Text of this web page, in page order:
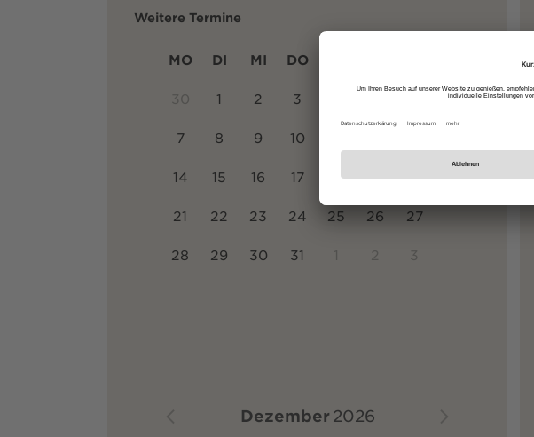
Weitere Termine
Dezember 2026
MO DI MI DO
30 1 2 3
7 8 9 10
14 15 16 17 18 19 20
21 22 23 24 25 26 27
28 29 30 31 1 2 3